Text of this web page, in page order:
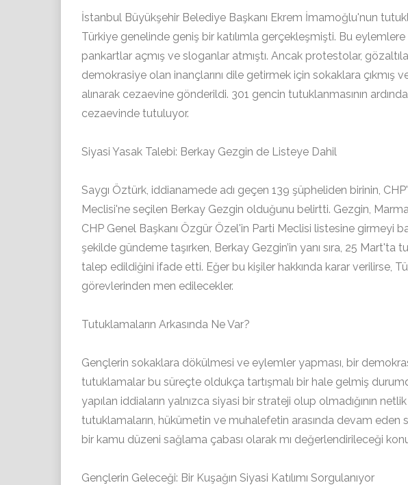
İstanbul Büyükşehir Belediye Başkanı Ekrem İmamoğlu'nun
Türkiye genelinde geniş bir katılımla gerçekleşmişti. Bu
pankartlar açmış ve sloganlar atmıştı. Ancak protestolar,
demokrasiye olan inançlarını dile getirmek için sokaklara çıkmış
alınarak cezaevine gönderildi. 301 gencin tutuklanmasının
cezaevinde tutuluyor.
Siyasi Yasak Talebi: Berkay Gezgin de Listeye Dahil
Saygı Öztürk, iddianamede adı geçen 139 şüpheliden birinin,
Meclisi'ne seçilen Berkay Gezgin olduğunu belirtti. Gezgin,
CHP Genel Başkanı Özgür Özel'in Parti Meclisi listesine girmeyi
şekilde gündeme taşırken, Berkay Gezgin’in yanı sıra, 25
talep edildiğini ifade etti. Eğer bu kişiler hakkında karar verilirse,
görevlerinden men edilecekler.
Tutuklamaların Arkasında Ne Var?
Gençlerin sokaklara dökülmesi ve eylemler yapması, bir
tutuklamalar bu süreçte oldukça tartışmalı bir hale gelmiş
yapılan iddiaların yalnızca siyasi bir strateji olup olmadığının
tutuklamaların, hükümetin ve muhalefetin arasında devam eden
bir kamu düzeni sağlama çabası olarak mı değerlendirileceği
Gençlerin Geleceği: Bir Kuşağın Siyasi Katılımı Sorgulanıyor